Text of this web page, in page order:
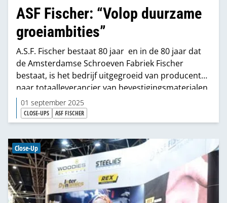
ASF Fischer: “Volop duurzame
groei­ambities”
A.S.F. Fischer bestaat 80 jaar en in de 80 jaar dat
de Amsterdamse Schroeven Fabriek Fischer
bestaat, is het bedrijf uitgegroeid van producent
naar totaalleverancier van bevestigingsmaterialen
voor de ijzerwaren- en bouwgroothandel. Daarbij
richt de specialist zich de laatste tien jaar ook
steeds meer op de gereedschappen en
toebehoren die nodig zijn om de producten te
verwerken. “Met die aanvullende merken en
assortimenten kunnen we onze klanten meer voor
dezelfde klus aanbieden en daarmee beperken we
het aantal logistieke bewegingen”, zegt Arnoud
Booij, algemeen directeur.
01 september 2025
CLOSE-UPS ASF FISCHER
Close-Up